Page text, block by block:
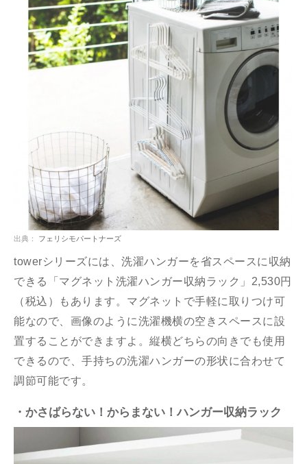
出典： フェリシモパートナーズ
towerシリーズには、洗濯ハンガーを省スペースに収納
できる「マグネット洗濯ハンガー収納ラック」2,530円
（税込）もあります。マグネットで手軽に取りつけ可
能なので、画像のように洗濯機横の空きスペースに設
置することができますよ。縦横どちらの向きでも使用
できるので、手持ちの洗濯ハンガーの形状に合わせて
調節可能です。
・かさばらない！からまない！ハンガー収納ラック